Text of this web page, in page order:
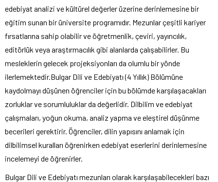
edebiyat analizi ve kültürel değerler üzerine derinlemesine bir
eğitim sunan bir üniversite programıdır. Mezunlar çeşitli kariyer
fırsatlarına sahip olabilir ve öğretmenlik, çeviri, yayıncılık,
editörlük veya araştırmacılık gibi alanlarda çalışabilirler. Bu
mesleklerin gelecek projeksiyonları da olumlu bir yönde
ilerlemektedir.Bulgar Dili ve Edebiyatı (4 Yıllık) Bölümüne
kaydolmayı düşünen öğrenciler için bu bölümde karşılaşacakları
zorluklar ve sorumluluklar da değerlidir. Dilbilim ve edebiyat
çalışmaları, yoğun okuma, analiz yapma ve eleştirel düşünme
becerileri gerektirir. Öğrenciler, dilin yapısını anlamak için
dilbilimsel kuralları öğrenirken edebiyat eserlerini derinlemesine
incelemeyi de öğrenirler.
Bulgar Dili ve Edebiyatı mezunları olarak karşılaşabilecekleri bazı